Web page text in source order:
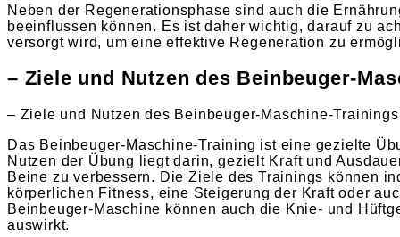
Neben der Regenerationsphase sind auch die
beeinflussen können. Es ist daher wichtig, darauf zu
versorgt wird, um eine effektive Regeneration zu
– Ziele und Nutzen des Beinbeuger-
– Ziele und Nutzen des Beinbeuger-Maschine-
Das Beinbeuger-Maschine-Training ist eine gezielte
Nutzen der Übung liegt darin, gezielt Kraft und
Beine zu verbessern. Die Ziele des Trainings können
körperlichen Fitness, eine Steigerung der Kraft oder
Beinbeuger-Maschine können auch die Knie- und
auswirkt.